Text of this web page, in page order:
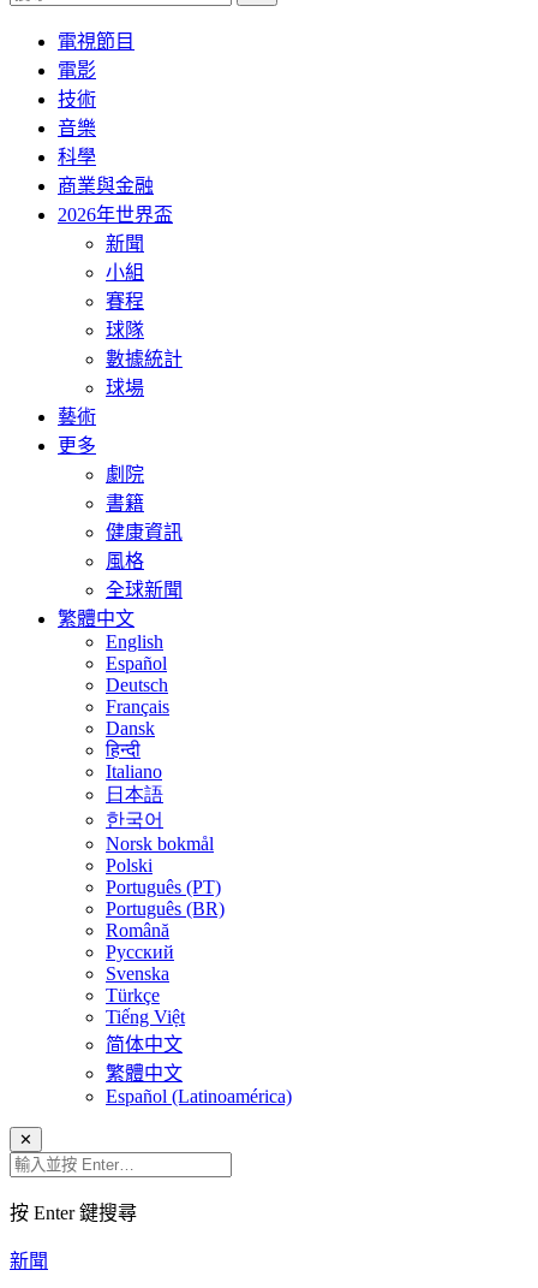
電視節目
電影
技術
音樂
科學
商業與金融
2026年世界盃
新聞
小組
賽程
球隊
數據統計
球場
藝術
更多
劇院
書籍
健康資訊
風格
全球新聞
繁體中文
English
Español
Deutsch
Français
Dansk
हिन्दी
Italiano
日本語
한국어
Norsk bokmål
Polski
Português (PT)
Português (BR)
Română
Русский
Svenska
Türkçe
Tiếng Việt
简体中文
繁體中文
Español (Latinoamérica)
✕
按 Enter 鍵搜尋
新聞